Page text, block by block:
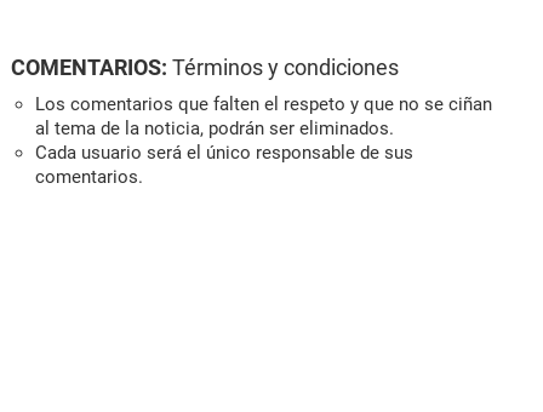
COMENTARIOS: Términos y condiciones
Los comentarios que falten el respeto y que no se ciñan
al tema de la noticia, podrán ser eliminados.
Cada usuario será el único responsable de sus
comentarios.